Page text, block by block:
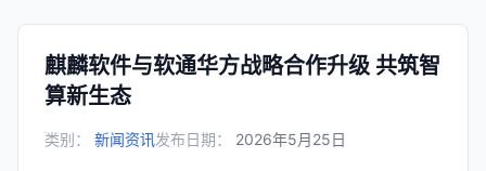
麒麟软件与软通华方战略合作升级 共筑智
算新生态
类别： 新闻资讯发布日期： 2026年5月25日